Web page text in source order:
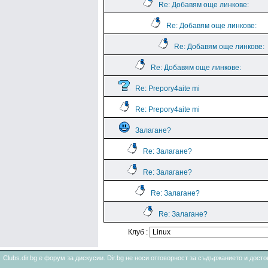
Re: Добавям още линкове:
Re: Добавям още линкове:
Re: Добавям още линкове:
Re: Добавям още линкове:
Re: Prepory4aite mi
Re: Prepory4aite mi
Залагане?
Re: Залагане?
Re: Залагане?
Re: Залагане?
Re: Залагане?
Клуб :
Clubs.dir.bg е форум за дискусии. Dir.bg не носи отговорност за съдържанието и